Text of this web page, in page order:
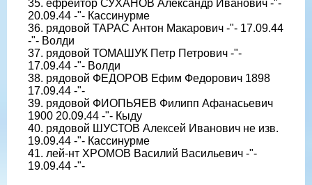
35. ефрейтор СУХАНОВ Александр Иванович -"-
20.09.44 -"- Кассинурме
36. рядовой ТАРАС Антон Макарович -"- 17.09.44
-"- Волди
37. рядовой ТОМАШУК Петр Петрович -"-
17.09.44 -"- Волди
38. рядовой ФЕДОРОВ Ефим Федорович 1898
17.09.44 -"-
39. рядовой ФИОПЬЯЕВ Филипп Афанасьевич
1900 20.09.44 -"- Кыду
40. рядовой ШУСТОВ Алексей Иванович не изв.
19.09.44 -"- Кассинурме
41. лей-нт ХРОМОВ Василий Васильевич -"-
19.09.44 -"-